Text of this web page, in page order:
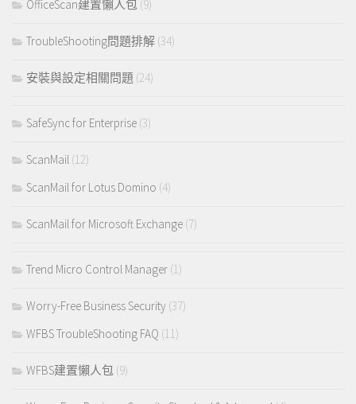
OfficeScan建置懶人包 (9)
TroubleShooting問題排解 (34)
安裝與設定相關問題 (24)
SafeSync for Enterprise (3)
ScanMail (12)
ScanMail for Lotus Domino (4)
ScanMail for Microsoft Exchange (7)
Trend Micro Control Manager (1)
Worry-Free Business Security (37)
WFBS TroubleShooting FAQ (11)
WFBS建置懶人包 (9)